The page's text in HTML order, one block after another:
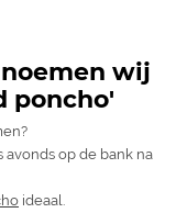
wij
poncho'
avonds op de bank na
ideaal.